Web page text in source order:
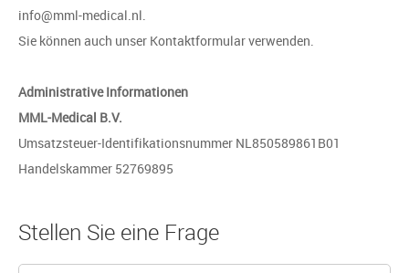
info@mml-medical.nl.
Sie können auch unser Kontaktformular verwenden.
Administrative Informationen
MML-Medical B.V.
Umsatzsteuer-Identifikationsnummer NL850589861B01
Handelskammer 52769895
Stellen Sie eine Frage